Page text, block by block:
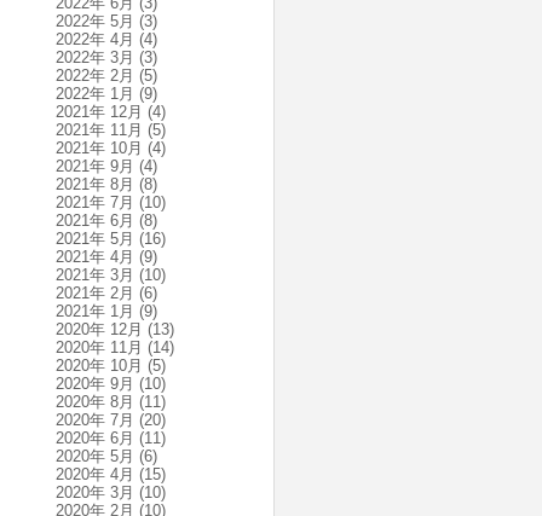
2022年 5月 (3)
2022年 4月 (4)
2022年 3月 (3)
2022年 2月 (5)
2022年 1月 (9)
2021年 12月 (4)
2021年 11月 (5)
2021年 10月 (4)
2021年 9月 (4)
2021年 8月 (8)
2021年 7月 (10)
2021年 6月 (8)
2021年 5月 (16)
2021年 4月 (9)
2021年 3月 (10)
2021年 2月 (6)
2021年 1月 (9)
2020年 12月 (13)
2020年 11月 (14)
2020年 10月 (5)
2020年 9月 (10)
2020年 8月 (11)
2020年 7月 (20)
2020年 6月 (11)
2020年 5月 (6)
2020年 4月 (15)
2020年 3月 (10)
2020年 2月 (10)